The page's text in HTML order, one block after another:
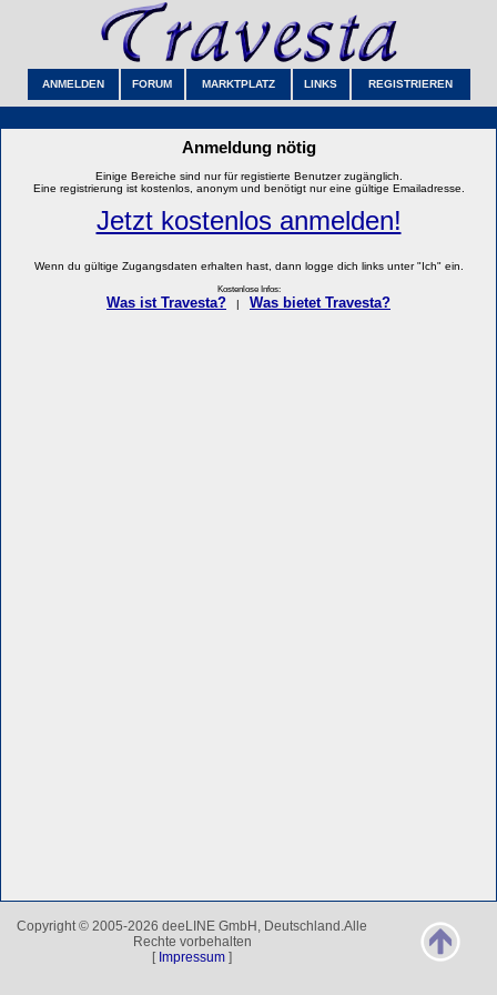
ANMELDEN FORUM MARKTPLATZ LINKS REGISTRIEREN
Anmeldung nötig
Einige Bereiche sind nur für registierte Benutzer zugänglich.
Eine registrierung ist kostenlos, anonym und benötigt nur eine gültige Emailadresse.
Jetzt kostenlos anmelden!
Wenn du gültige Zugangsdaten erhalten hast, dann logge dich links unter "Ich" ein.
Kostenlose Infos:
Was ist Travesta? Was bietet Travesta?
Copyright © 2005-2026 deeLINE GmbH, Deutschland.Alle
Rechte vorbehalten
[ Impressum ]